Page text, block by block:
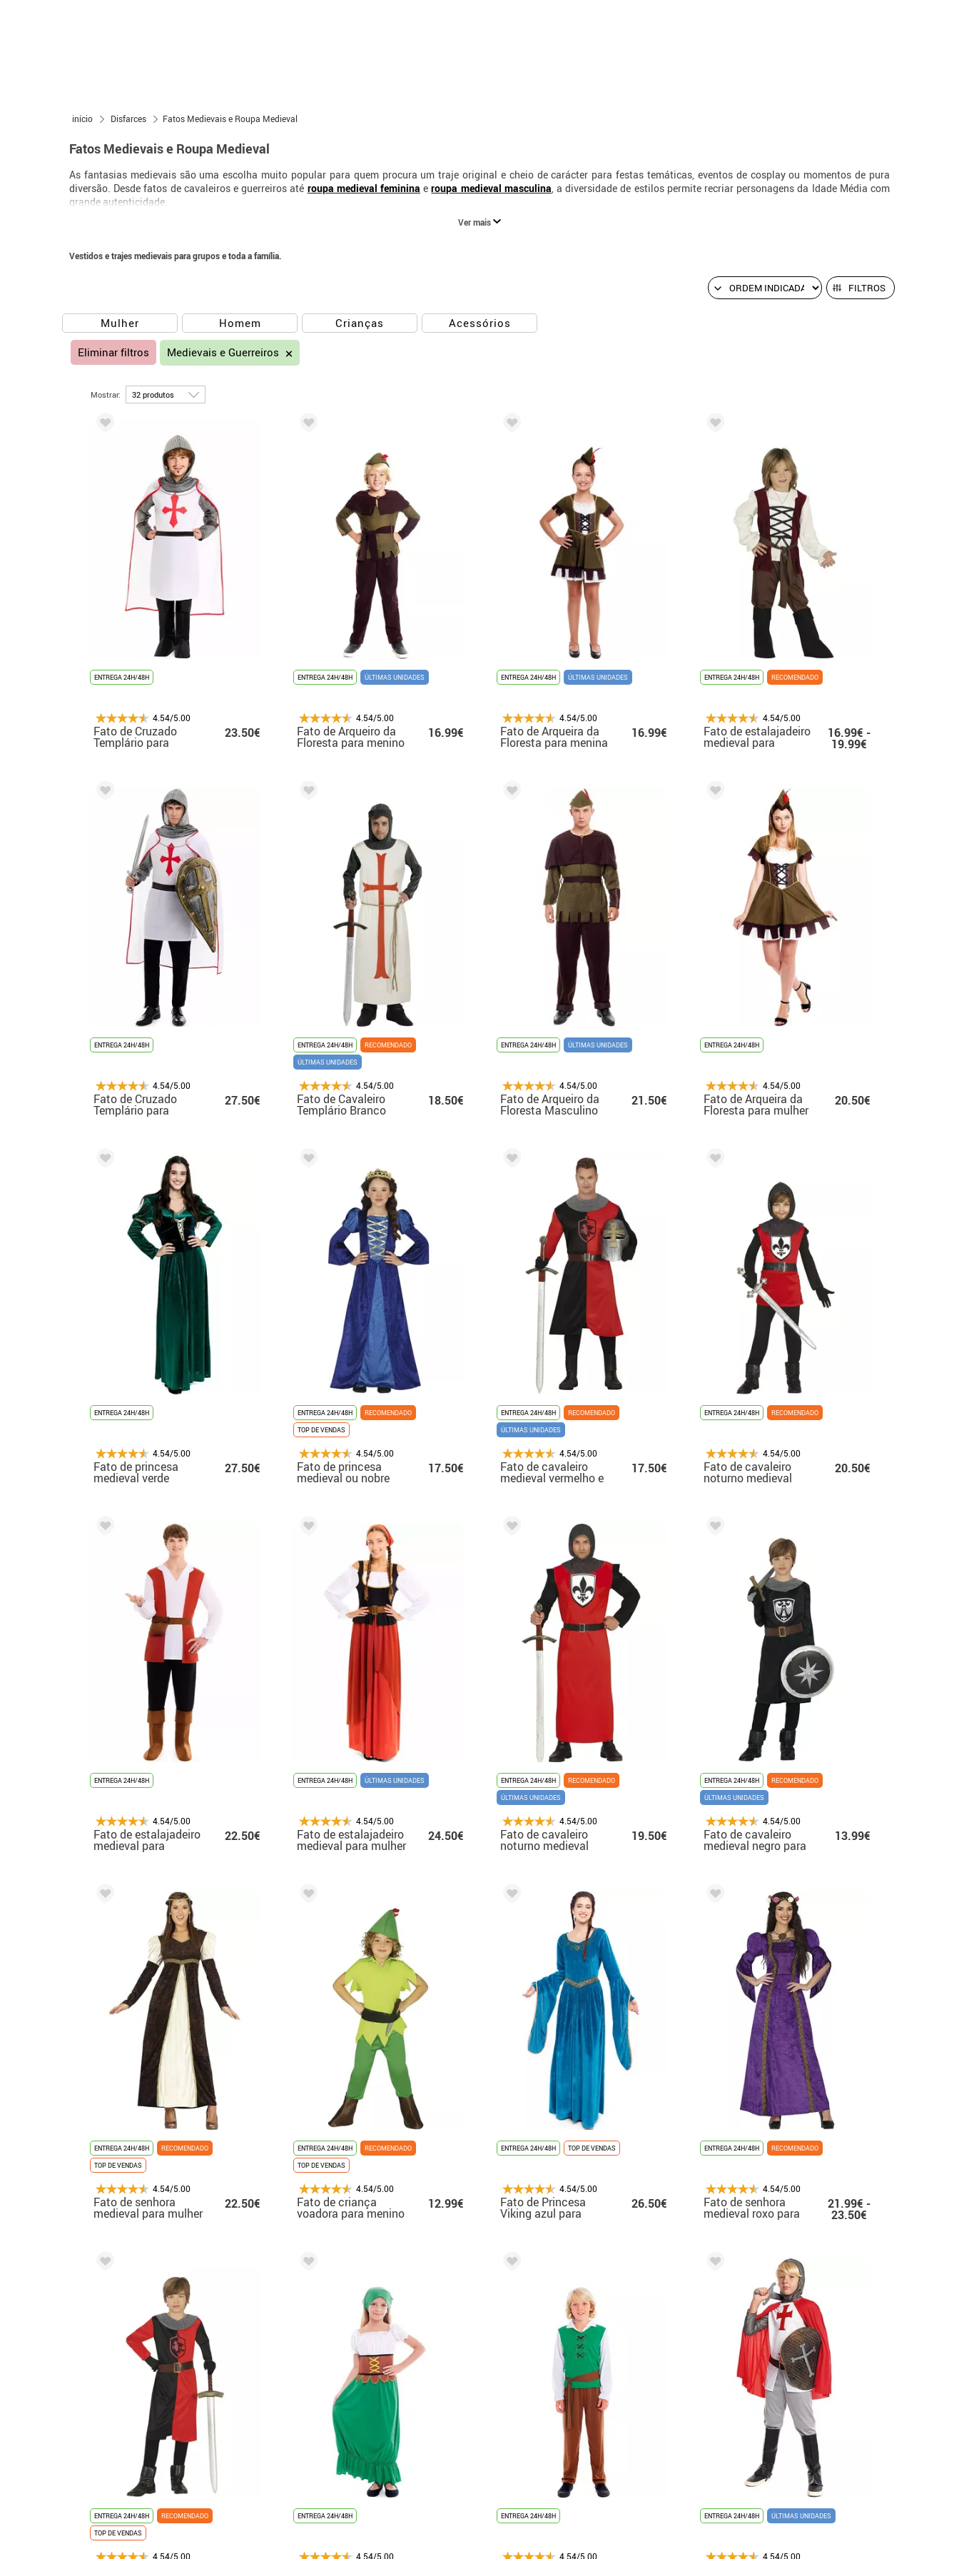
início Disfarces Fatos Medievais e Roupa Medieval
Fatos Medievais e Roupa Medieval
As fantasias medievais são uma escolha muito popular para quem procura um traje original e cheio de carácter para festas temáticas, eventos de cosplay ou momentos de pura
diversão. Desde fatos de cavaleiros e guerreiros até roupa medieval feminina eroupa medieval masculina, a diversidade de estilos permite recriar personagens da Idade Média com
grande autenticidade.
Vestidos longos, túnicas, capas e detalhes históricos ajudam a transportar qualquer celebração para o universo medieval, transformando o evento numa verdadeira festa inspirada na
Ver mais
Vestidos e trajes medievais para grupos e toda a família.
FILTROS
Mulher Homem Crianças Acessórios
Eliminar filtros Medievais e Guerreiros
Mostrar:
ENTREGA 24H/48H
4.54/5.00
Fato de Cruzado
Templário para
criança
23.50€
ENTREGA 24H/48H ÚLTIMAS UNIDADES
4.54/5.00
Fato de Arqueiro da
Floresta para menino
16.99€
ENTREGA 24H/48H ÚLTIMAS UNIDADES
4.54/5.00
Fato de Arqueira da
Floresta para menina
16.99€
ENTREGA 24H/48H RECOMENDADO
4.54/5.00
Fato de estalajadeiro
medieval para
16.99€ -
19.99€
ENTREGA 24H/48H
4.54/5.00
Fato de Cruzado
Templário para
homem
27.50€
ENTREGA 24H/48H
RECOMENDADO
ÚLTIMAS UNIDADES
4.54/5.00
Fato de Cavaleiro
Templário Branco
para menino
18.50€
ENTREGA 24H/48H ÚLTIMAS UNIDADES
4.54/5.00
Fato de Arqueiro da
Floresta Masculino
21.50€
ENTREGA 24H/48H
4.54/5.00
Fato de Arqueira da
Floresta para mulher
20.50€
ENTREGA 24H/48H
4.54/5.00
Fato de princesa
medieval verde
27.50€
ENTREGA 24H/48H
RECOMENDADO
TOP DE VENDAS
4.54/5.00
Fato de princesa
medieval ou nobre
17.50€
ENTREGA 24H/48H
RECOMENDADO
ÚLTIMAS UNIDADES
4.54/5.00
Fato de cavaleiro
medieval vermelho e
17.50€
ENTREGA 24H/48H RECOMENDADO
4.54/5.00
Fato de cavaleiro
noturno medieval
20.50€
ENTREGA 24H/48H
4.54/5.00
Fato de estalajadeiro
medieval para
22.50€
ENTREGA 24H/48H ÚLTIMAS UNIDADES
4.54/5.00
Fato de estalajadeiro
medieval para mulher
24.50€
ENTREGA 24H/48H
RECOMENDADO
ÚLTIMAS UNIDADES
4.54/5.00
Fato de cavaleiro
noturno medieval
19.50€
ENTREGA 24H/48H
RECOMENDADO
ÚLTIMAS UNIDADES
4.54/5.00
Fato de cavaleiro
medieval negro para
13.99€
ENTREGA 24H/48H
RECOMENDADO
TOP DE VENDAS
4.54/5.00
Fato de senhora
medieval para mulher
22.50€
ENTREGA 24H/48H
RECOMENDADO
TOP DE VENDAS
4.54/5.00
Fato de criança
voadora para menino
12.99€
ENTREGA 24H/48H TOP DE VENDAS
4.54/5.00
Fato de Princesa
Viking azul para
mulher
26.50€
ENTREGA 24H/48H RECOMENDADO
4.54/5.00
Fato de senhora
medieval roxo para
21.99€ -
23.50€
ENTREGA 24H/48H
RECOMENDADO
TOP DE VENDAS
4.54/5.00
ENTREGA 24H/48H
4.54/5.00
ENTREGA 24H/48H
4.54/5.00
ENTREGA 24H/48H ÚLTIMAS UNIDADES
4.54/5.00